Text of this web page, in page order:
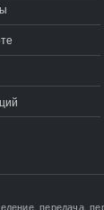
передача,